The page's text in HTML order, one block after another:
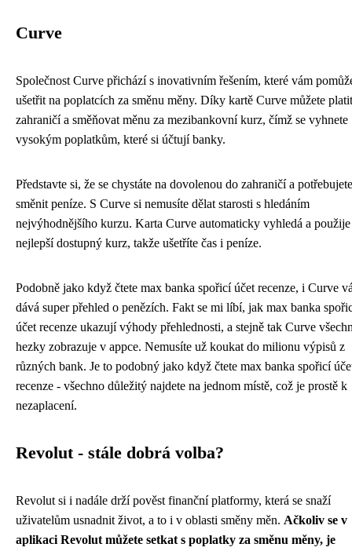
Curve
Společnost Curve přichází s inovativním řešením, které vám
ušetřit na poplatcích za směnu měny. Díky kartě Curve můžete
zahraničí a směňovat měnu za mezibankovní kurz, čímž se vyhnete
vysokým poplatkům, které si účtují banky.
Představte si, že se chystáte na dovolenou do zahraničí a
směnit peníze. S Curve si nemusíte dělat starosti s hledáním
nejvýhodnějšího kurzu. Karta Curve automaticky vyhledá a použije
nejlepší dostupný kurz, takže ušetříte čas i peníze.
Podobně jako když čtete max banka spořicí účet recenze, i Curve
dává super přehled o penězích. Fakt se mi líbí, jak max banka
účet recenze ukazují výhody přehlednosti, a stejně tak Curve
hezky zobrazuje v appce. Nemusíte už koukat do milionu výpisů z
různých bank. Je to podobný jako když čtete max banka spořicí
recenze - všechno důležitý najdete na jednom místě, což je prostě k
nezaplacení.
Revolut - stále dobrá volba?
Revolut si i nadále drží pověst finanční platformy, která se snaží
uživatelům usnadnit život, a to i v oblasti směny měn. Ačkoliv se v
aplikaci Revolut můžete setkat s poplatky za směnu měny, je